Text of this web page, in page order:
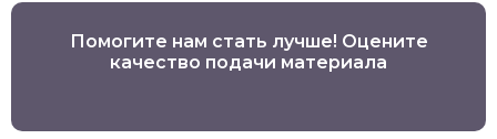
Помогите нам стать лучше! Оцените
качество подачи материала